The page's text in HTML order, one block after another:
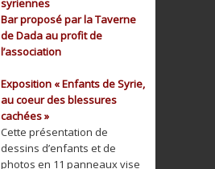
syriennes
Bar proposé par la Taverne
de Dada au profit de
l’association
Exposition « Enfants de Syrie,
au coeur des blessures
cachées »
Cette présentation de
dessins d’enfants et de
photos en 11 panneaux vise